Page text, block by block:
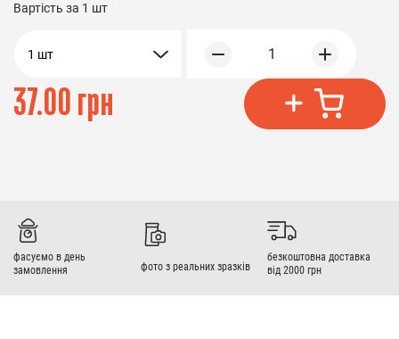
Вартість за 1 шт
1 шт 1
37.00 грн
фасуємо в день
замовлення
фото з реальних зразків
безкоштовна доставка
від 2000 грн